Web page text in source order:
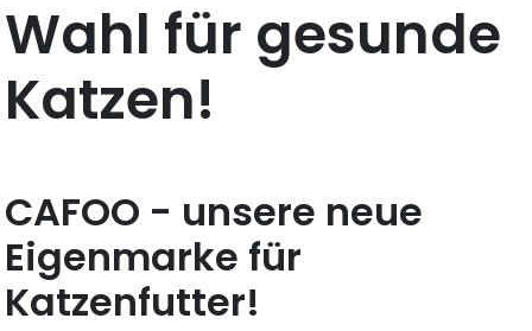
Wahl für gesunde
Katzen!
CAFOO - unsere neue
Eigenmarke für
Katzenfutter!